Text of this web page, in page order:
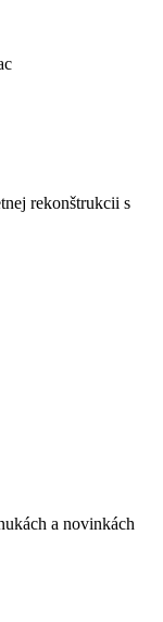
rekonštrukcii s
a novinkách